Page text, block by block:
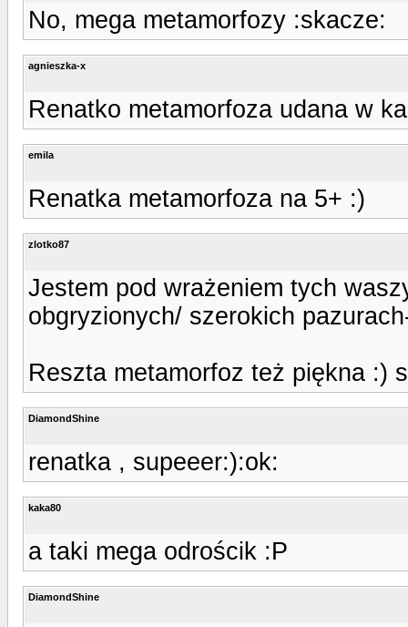
No, mega metamorfozy :skacze:
agnieszka-x
Renatko metamorfoza udana w
emila
Renatka metamorfoza na 5+ :)
zlotko87
Jestem pod wrażeniem tych
obgryzionych/ szerokich
Reszta metamorfoz też piękna :)
DiamondShine
renatka , supeeer:):ok:
kaka80
a taki mega odrościk :P
DiamondShine